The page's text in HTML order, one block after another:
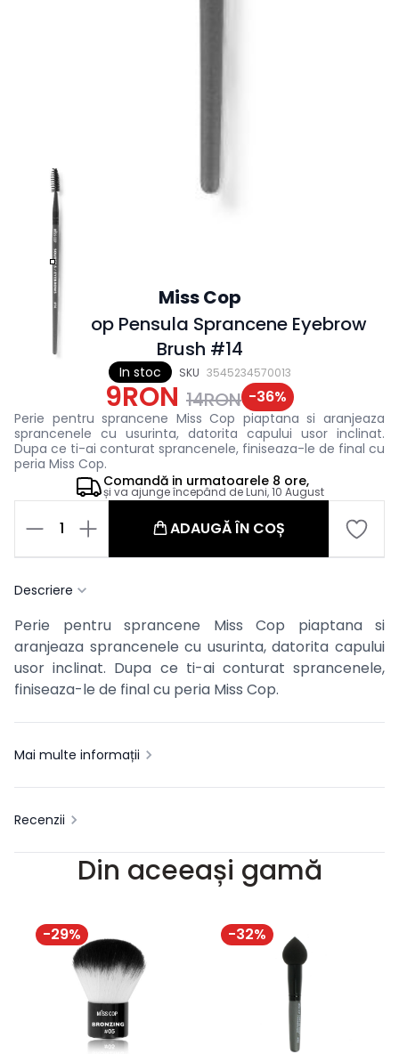
In stoc SKU 3545234570013
Miss Cop
Miss Cop Pensula Sprancene Eyebrow
Brush #14
9RON 14RON -36%
Perie pentru sprancene Miss Cop piaptana si aranjeaza
sprancenele cu usurinta, datorita capului usor inclinat.
Dupa ce ti-ai conturat sprancenele, finiseaza-le de final cu
peria Miss Cop.
Comandă in urmatoarele 8 ore,
și va ajunge începând deLuni, 10 August
1 ADAUGĂ ÎN COȘ
Descriere
Perie pentru sprancene Miss Cop piaptana si
aranjeaza sprancenele cu usurinta, datorita capului
usor inclinat. Dupa ce ti-ai conturat sprancenele,
finiseaza-le de final cu peria Miss Cop.
Mai multe informații
Recenzii
Din aceeași gamă
-29% -32%